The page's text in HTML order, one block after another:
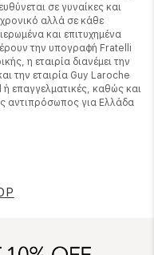
σε γυναίκες και
αλλά σε κάθε
και επιτυχημένα
την υπογραφή Fratelli
η εταιρία διανέμει την
την εταιρία Guy Laroche
ή επαγγελματικές, καθώς και
αντιπρόσωπος για Ελλάδα